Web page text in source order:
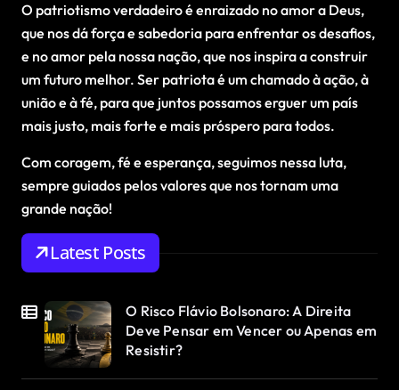
O patriotismo verdadeiro é enraizado no amor a Deus,
que nos dá força e sabedoria para enfrentar os desafios,
e no amor pela nossa nação, que nos inspira a construir
um futuro melhor. Ser patriota é um chamado à ação, à
união e à fé, para que juntos possamos erguer um país
mais justo, mais forte e mais próspero para todos.
Com coragem, fé e esperança, seguimos nessa luta,
sempre guiados pelos valores que nos tornam uma
grande nação!
Latest Posts
O Risco Flávio Bolsonaro: A Direita
Deve Pensar em Vencer ou Apenas em
Resistir?